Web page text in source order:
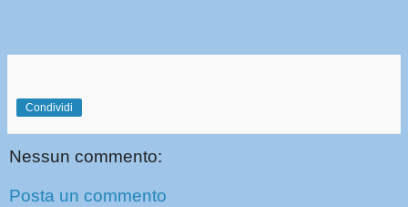
Condividi
Nessun commento:
Posta un commento